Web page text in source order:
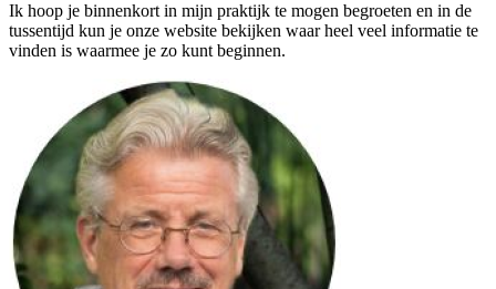
Ik hoop je binnenkort in mijn praktijk te mogen begroeten en in de
tussentijd kun je onze website bekijken waar heel veel informatie te
vinden is waarmee je zo kunt beginnen.